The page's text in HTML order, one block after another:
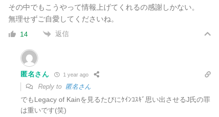
その中でもこうやって情報上げてくれるの感謝しかない。
無理せずご自愛してくださいね。
14 返信
匿名さん 1 year ago
Reply to 匿名さん
でもLegacy of Kainを見るたびにｹｲﾝｺｽｷﾞ思い出させるJ氏の罪
は重いです(笑)